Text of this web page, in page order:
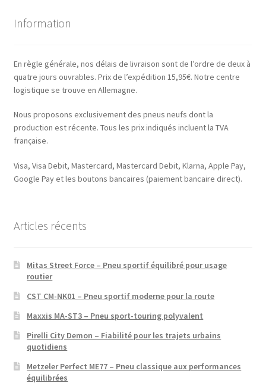
Information
En règle générale, nos délais de livraison sont de l’ordre de deux à
quatre jours ouvrables. Prix de l’expédition 15,95€. Notre centre
logistique se trouve en Allemagne.
Nous proposons exclusivement des pneus neufs dont la
production est récente. Tous les prix indiqués incluent la TVA
française.
Visa, Visa Debit, Mastercard, Mastercard Debit, Klarna, Apple Pay,
Google Pay et les boutons bancaires (paiement bancaire direct).
Articles récents
Mitas Street Force – Pneu sportif équilibré pour usage
routier
CST CM-NK01 – Pneu sportif moderne pour la route
Maxxis MA-ST3 – Pneu sport-touring polyvalent
Pirelli City Demon – Fiabilité pour les trajets urbains
quotidiens
Metzeler Perfect ME77 – Pneu classique aux performances
équilibrées